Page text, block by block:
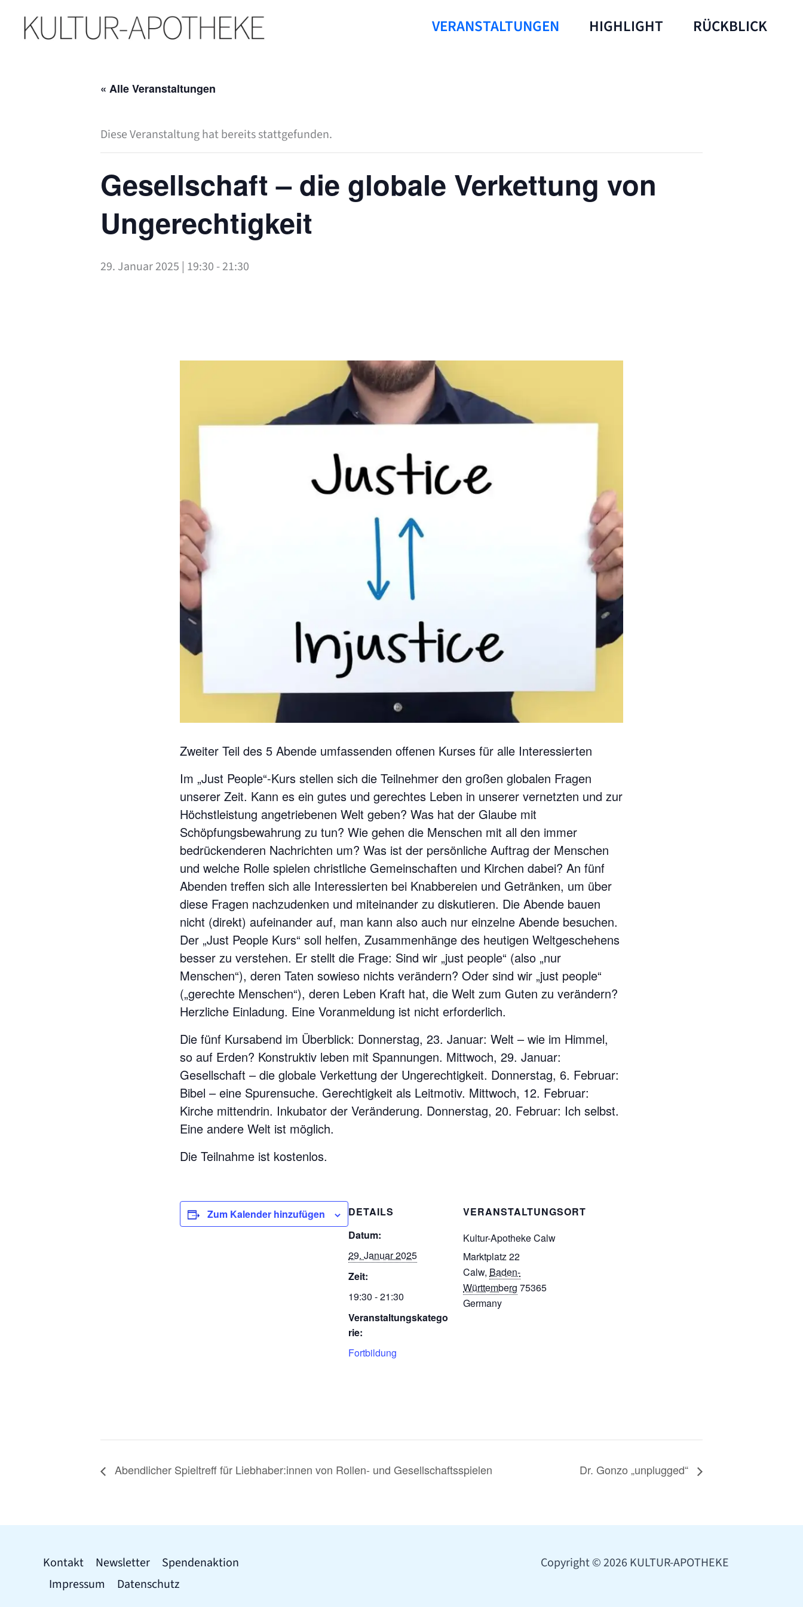
Inhalt
VERANSTALTUNGEN HIGHLIGHT RÜCKBLICK
« Alle Veranstaltungen
Diese Veranstaltung hat bereits stattgefunden.
Gesellschaft – die globale Verkettung von
Ungerechtigkeit
29. Januar 2025 | 19:30 -21:30
Zweiter Teil des 5 Abende umfassenden offenen Kurses für alle Interessierten
Im „Just People“-Kurs stellen sich die Teilnehmer den großen globalen Fragen
unserer Zeit. Kann es ein gutes und gerechtes Leben in unserer vernetzten und zur
Höchstleistung angetriebenen Welt geben? Was hat der Glaube mit
Schöpfungsbewahrung zu tun? Wie gehen die Menschen mit all den immer
bedrückenderen Nachrichten um? Was ist der persönliche Auftrag der Menschen
und welche Rolle spielen christliche Gemeinschaften und Kirchen dabei? An fünf
Abenden treffen sich alle Interessierten bei Knabbereien und Getränken, um über
diese Fragen nachzudenken und miteinander zu diskutieren. Die Abende bauen
nicht (direkt) aufeinander auf, man kann also auch nur einzelne Abende besuchen.
Der „Just People Kurs“ soll helfen, Zusammenhänge des heutigen Weltgeschehens
besser zu verstehen. Er stellt die Frage: Sind wir „just people“ (also „nur
Menschen“), deren Taten sowieso nichts verändern? Oder sind wir „just people“
(„gerechte Menschen“), deren Leben Kraft hat, die Welt zum Guten zu verändern?
Herzliche Einladung. Eine Voranmeldung ist nicht erforderlich.
Die fünf Kursabend im Überblick: Donnerstag, 23. Januar: Welt – wie im Himmel,
so auf Erden? Konstruktiv leben mit Spannungen. Mittwoch, 29. Januar:
Gesellschaft – die globale Verkettung der Ungerechtigkeit. Donnerstag, 6. Februar:
Bibel – eine Spurensuche. Gerechtigkeit als Leitmotiv. Mittwoch, 12. Februar:
Kirche mittendrin. Inkubator der Veränderung. Donnerstag, 20. Februar: Ich selbst.
Eine andere Welt ist möglich.
Die Teilnahme ist kostenlos.
Zum Kalender hinzufügen
DETAILS
Datum:
29. Januar 2025
Zeit:
19:30 - 21:30
Veranstaltungskatego
rie:
Fortbildung
VERANSTALTUNGSORT
Kultur-Apotheke Calw
Marktplatz 22
Calw, Baden-
Württemberg 75365
Germany
Abendlicher Spieltreff für Liebhaber:innen von Rollen- und Gesellschaftsspielen Dr. Gonzo „unplugged“
Kontakt Newsletter
Spendenaktion
Impressum
Datenschutz
Copyright © 2026 KULTUR-APOTHEKE